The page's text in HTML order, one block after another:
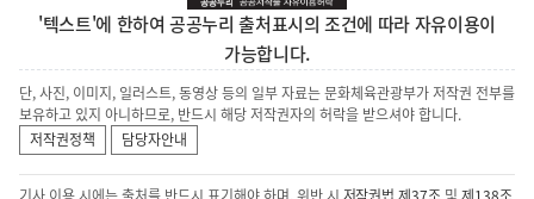
'텍스트'에 한하여 공공누리 출처표시의 조건에 따라 자유이용이
가능합니다.
단, 사진, 이미지, 일러스트, 동영상 등의 일부 자료는 문화체육관광부가 저작권 전부를
보유하고 있지 아니하므로, 반드시 해당 저작권자의 허락을 받으셔야 합니다.
저작권정책
담당자안내